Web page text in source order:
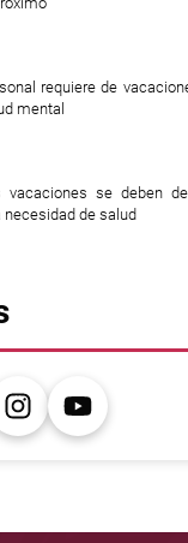
requiere de
mental
vacaciones se deben
necesidad de salud